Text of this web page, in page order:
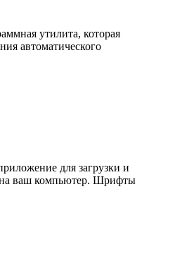
утилита, которая
автоматического
для загрузки и
ваш компьютер. Шрифты